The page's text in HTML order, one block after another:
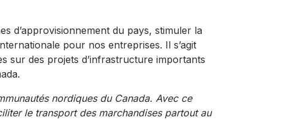
d’approvisionnement du pays, stimuler la
pour nos entreprises. Il s’agit
sur des projets d’infrastructure importants
nordiques du Canada. Avec ce
le transport des marchandises partout au